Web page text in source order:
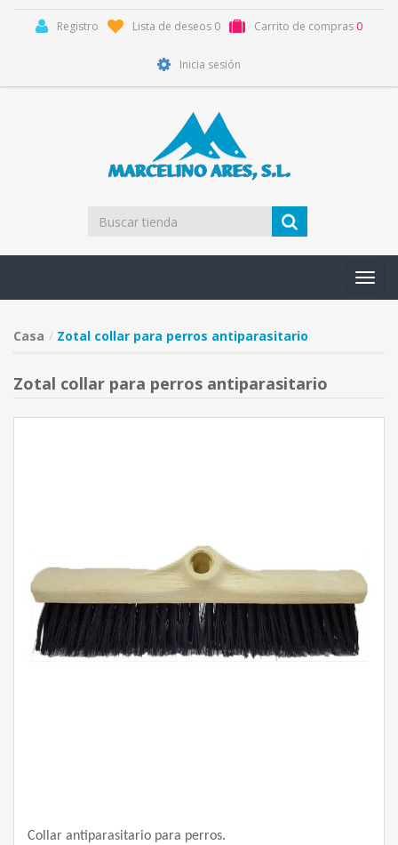
Registro Lista de deseos 0 Carrito de compras 0
Inicia sesión
Casa Zotal collar para perros antiparasitario
Zotal collar para perros antiparasitario
Collar antiparasitario para perros.